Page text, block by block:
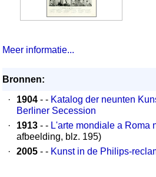
Meer informatie...
Bronnen:
·
1904 - - Katalog der neunten
Berliner Secession
·
1913 - - L'arte mondiale a Roma
afbeelding, blz. 195)
·
2005 - - Kunst in de Philips-